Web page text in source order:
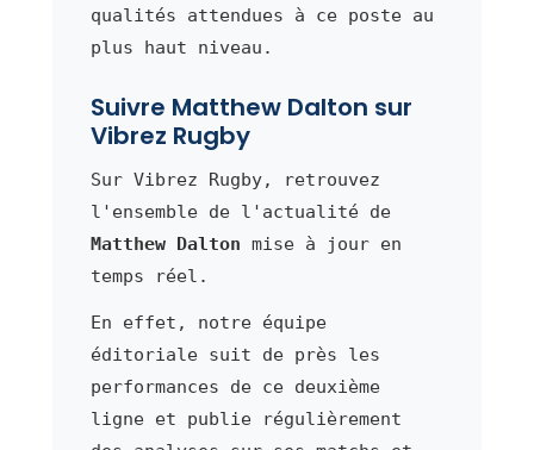
qualités attendues à ce poste au
plus haut niveau.
Suivre Matthew Dalton sur
Vibrez Rugby
Sur Vibrez Rugby, retrouvez
l'ensemble de l'actualité de
Matthew Dalton mise à jour en
temps réel.
En effet, notre équipe
éditoriale suit de près les
performances de ce deuxième
ligne et publie régulièrement